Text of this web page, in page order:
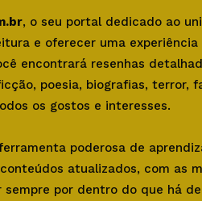
, o seu portal dedicado ao
e oferecer uma
encontrará resenhas
poesia, biografias, terror,
os gostos e interesses.
poderosa de
atualizados, com as
por dentro do que há